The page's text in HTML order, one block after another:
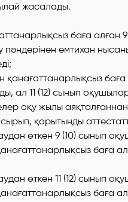
жасалады.
баға алған 9
пәндерінен емтихан
ал 11 (12) сынып
оқу жылы аяқталғаннан
қорытынды
өткен 9 (10) сынып
баға
өткен 11 (12) сынып
баға